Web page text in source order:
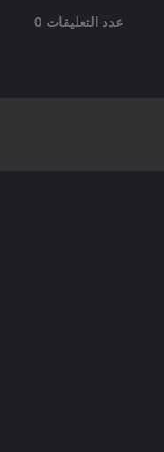
عدد التعليقات 0